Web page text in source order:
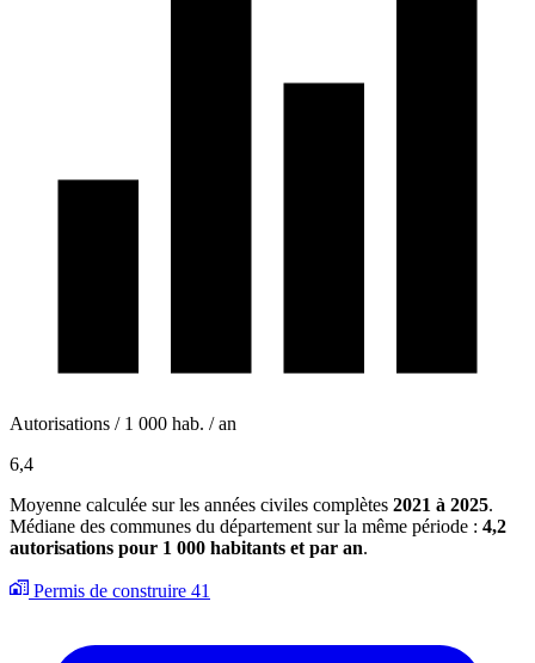
Autorisations / 1 000 hab. / an
6,4
Moyenne calculée sur les années civiles complètes 2021 à 2025.
Médiane des communes du département sur la même période : 4,2
autorisations pour 1 000 habitants et par an.
Permis de construire 41